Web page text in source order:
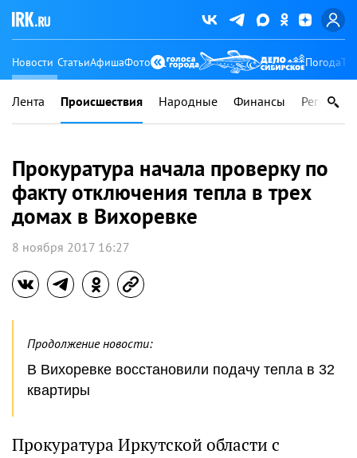
Новости СтатьиАфишаФото Погода
Лента Происшествия Народные Финансы Регионы
Прокуратура начала проверку по
факту отключения тепла в трех
домах в Вихоревке
8 ноября 2017 16:27
Продолжение новости:
В Вихоревке восстановили подачу тепла в 32
квартиры
Прокуратура Иркутской области с